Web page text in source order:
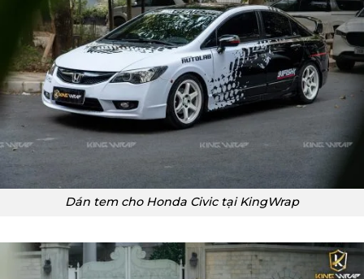
Dán tem cho Honda Civic tại KingWrap